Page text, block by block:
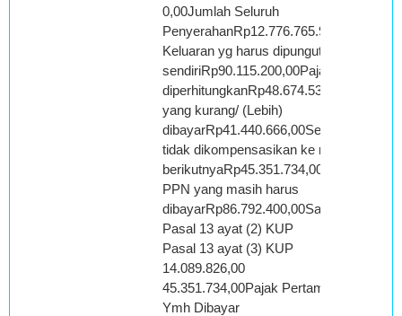
0,00Jumlah Seluruh
PenyerahanRp12.776.765.920,00Pajak
Keluaran yg harus dipungut/dibayar
sendiriRp90.115.200,00Pajak yg dapat
diperhitungkanRp48.674.534,00PPN
yang kurang/ (Lebih)
dibayarRp41.440.666,00Seharusnya
tidak dikompensasikan ke masa pajak
berikutnyaRp45.351.734,00Jumlah
PPN yang masih harus
dibayarRp86.792.400,00Sanksi :
Pasal 13 ayat (2) KUP
Pasal 13 ayat (3) KUP
14.089.826,00
45.351.734,00Pajak Pertambahan Nilai
Ymh Dibayar